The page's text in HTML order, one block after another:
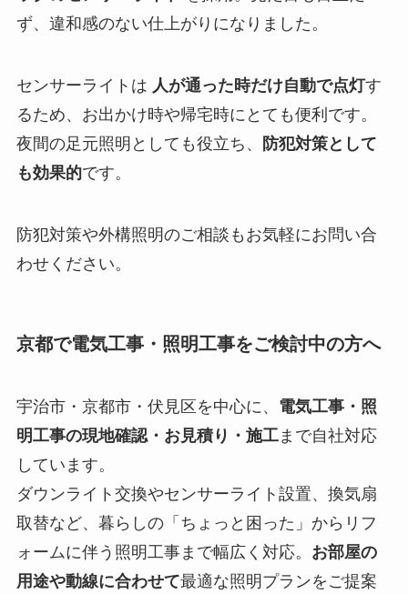
ず、違和感のない仕上がりになりました。
センサーライトは 人が通った時だけ自動で点灯す
るため、お出かけ時や帰宅時にとても便利です。
夜間の足元照明としても役立ち、
防犯対策として
も効果的です。
防犯対策や外構照明のご相談もお気軽にお問い合
わせください。
京都で電気工事・照明工事をご検討中の方へ
宇治市・京都市・伏見区を中心に、 電気工事・照
明工事の現地確認・お見積り・施工まで自社対応
しています。
ダウンライト交換やセンサーライト設置、換気扇
取替など、暮らしの「ちょっと困った」からリフ
ォームに伴う照明工事まで幅広く対応。 お部屋の
用途や動線に合わせて最適な照明プランをご提案